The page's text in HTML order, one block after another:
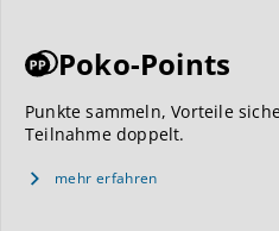
Poko-Points
Punkte sammeln, Vorteile
Teilnahme doppelt.
mehr erfahren